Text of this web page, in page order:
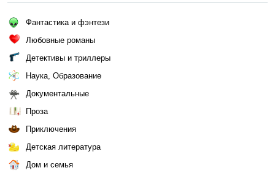
Фантастика и фэнтези
Любовные романы
Детективы и триллеры
Наука, Образование
Документальные
Проза
Приключения
Детская литература
Дом и семья